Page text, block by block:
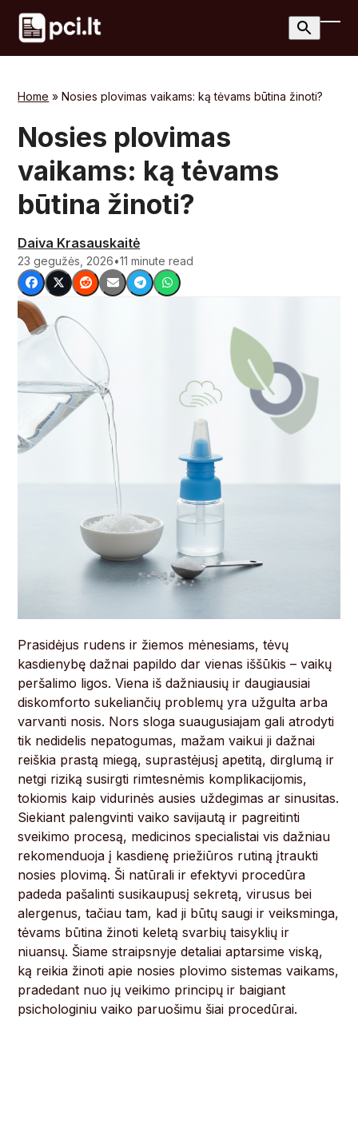
Skip
content
Home »Nosies plovimas vaikams: ką tėvams būtina žinoti?
Nosies plovimas
vaikams: ką tėvams
būtina žinoti?
Daiva Krasauskaitė
23 gegužės, 2026•11 minute read
Prasidėjus rudens ir žiemos mėnesiams, tėvų
kasdienybę dažnai papildo dar vienas iššūkis – vaikų
peršalimo ligos. Viena iš dažniausių ir daugiausiai
diskomforto sukeliančių problemų yra užgulta arba
varvanti nosis. Nors sloga suaugusiajam gali atrodyti
tik nedidelis nepatogumas, mažam vaikui ji dažnai
reiškia prastą miegą, suprastėjusį apetitą, dirglumą ir
netgi riziką susirgti rimtesnėmis komplikacijomis,
tokiomis kaip vidurinės ausies uždegimas ar sinusitas.
Siekiant palengvinti vaiko savijautą ir pagreitinti
sveikimo procesą, medicinos specialistai vis dažniau
rekomenduoja į kasdienę priežiūros rutiną įtraukti
nosies plovimą. Ši natūrali ir efektyvi procedūra
padeda pašalinti susikaupusį sekretą, virusus bei
alergenus, tačiau tam, kad ji būtų saugi ir veiksminga,
tėvams būtina žinoti keletą svarbių taisyklių ir
niuansų. Šiame straipsnyje detaliai aptarsime viską,
ką reikia žinoti apie nosies plovimo sistemas vaikams,
pradedant nuo jų veikimo principų ir baigiant
psichologiniu vaiko paruošimu šiai procedūrai.